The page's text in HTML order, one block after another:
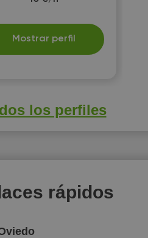
Mostrar perfil
los perfiles
rápidos